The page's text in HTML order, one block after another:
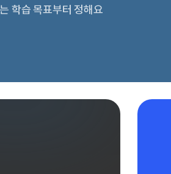
학습 목표부터 정해요